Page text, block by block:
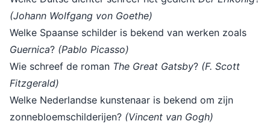
(Johann Wolfgang von Goethe)
Welke Spaanse schilder is bekend van werken zoals
Guernica? (Pablo Picasso)
Wie schreef de roman The Great Gatsby? (F. Scott
Fitzgerald)
Welke Nederlandse kunstenaar is bekend om zijn
zonnebloemschilderijen? (Vincent van Gogh)